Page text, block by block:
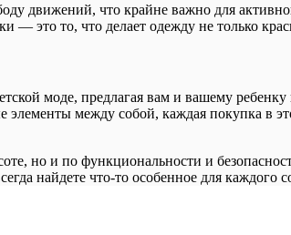
движений, что крайне важно для
— это то, что делает одежду не только
моде, предлагая вам и вашему
элементы между собой, каждая покупка в
но и по функциональности и
найдете что-то особенное для каждого